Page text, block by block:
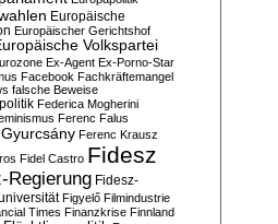
Europäische
Europäischer Gerichtshof
Volkspartei
Ex-Agent Ex-Porno-Star
Facebook Fachkräftemangel
falsche Beweise
Federica Mogherini
Ferenc Falus
Ferenc Krausz
Fidel Castro Fidesz
Regierung Fidesz-
Figyelő Filmindustrie
Times Finanzkrise Finnland